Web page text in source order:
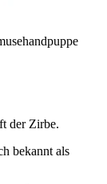
der Zirbe.
bekannt als